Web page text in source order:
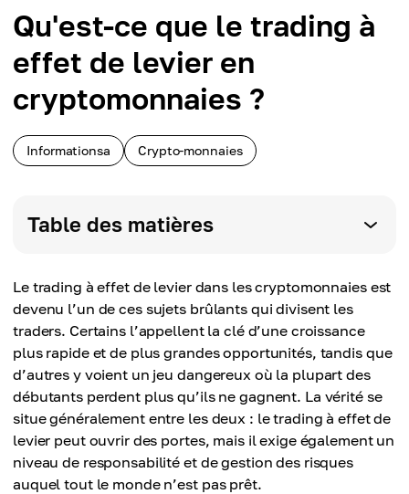
Qu'est-ce que le trading à
effet de levier en
cryptomonnaies ?
Informationsa Crypto-monnaies
Table des matières
Le trading à effet de levier dans les cryptomonnaies est
devenu l’un de ces sujets brûlants qui divisent les
traders. Certains l’appellent la clé d’une croissance
plus rapide et de plus grandes opportunités, tandis que
d’autres y voient un jeu dangereux où la plupart des
débutants perdent plus qu’ils ne gagnent. La vérité se
situe généralement entre les deux : le trading à effet de
levier peut ouvrir des portes, mais il exige également un
niveau de responsabilité et de gestion des risques
auquel tout le monde n’est pas prêt.